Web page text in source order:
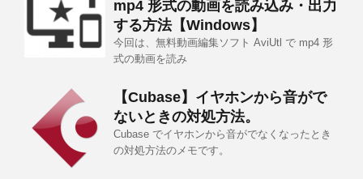
mp4 形式の動画を読み込み・出力
する方法【Windows】
今回は、無料動画編集ソフト AviUtl で mp4 形
式の動画を読み
【Cubase】イヤホンから音がで
ないときの対処方法。
Cubase でイヤホンから音がでなくなったとき
の対処方法のメモです。